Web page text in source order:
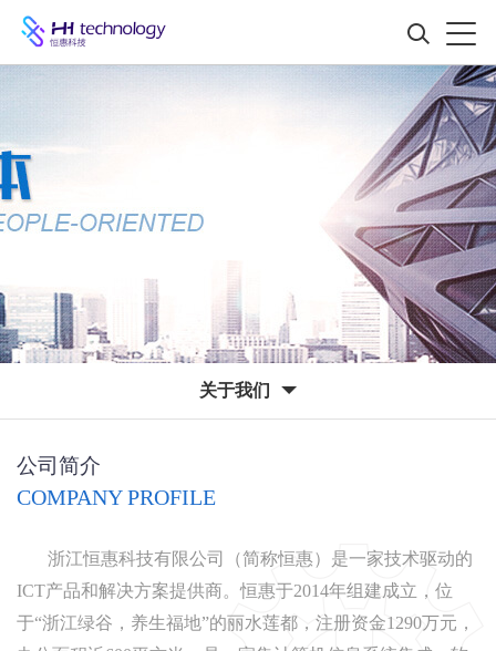
关于我们
公司简介
COMPANY PROFILE
浙江恒惠科技有限公司（简称恒惠）是一家技术驱动的
ICT产品和解决方案提供商。恒惠于2014年组建成立，位
于“浙江绿谷，养生福地”的丽水莲都，注册资金1290万元，